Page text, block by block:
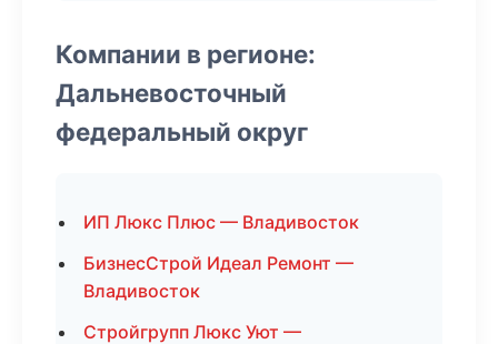
Компании в регионе:
Дальневосточный
федеральный округ
ИП Люкс Плюс — Владивосток
БизнесСтрой Идеал Ремонт —
Владивосток
Стройгрупп Люкс Уют —